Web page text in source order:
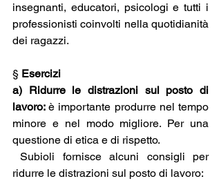
insegnanti, educatori, psicologi e tutti i
professionisti coinvolti nella quotidianità
dei ragazzi.
§ Esercizi
a) Ridurre le distrazioni sul posto di
lavoro: è importante produrre nel tempo
minore e nel modo migliore. Per una
questione di etica e di rispetto.
Subioli fornisce alcuni consigli per
ridurre le distrazioni sul posto di lavoro: